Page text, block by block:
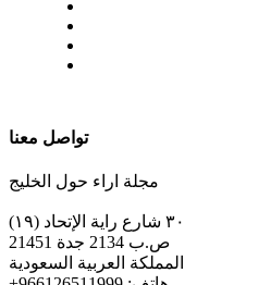
تواصل معنا
مجلة اراء حول الخليج
٣٠ شارع راية الإتحاد (١٩)
ص.ب 2134 جدة 21451
المملكة العربية السعودية